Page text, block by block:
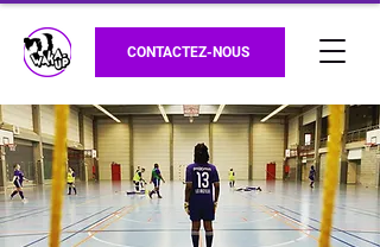
CONTACTEZ-NOUS